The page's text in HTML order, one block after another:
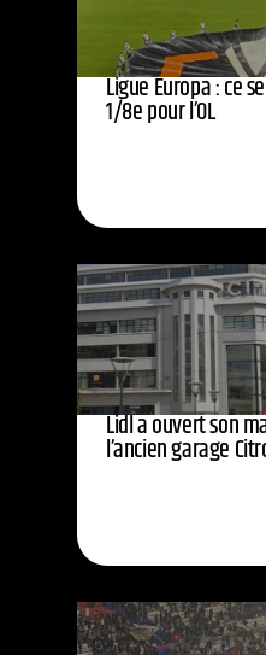
Ligue Europa : ce
1/8e pour l’OL
Lidl a ouvert son
l’ancien garage